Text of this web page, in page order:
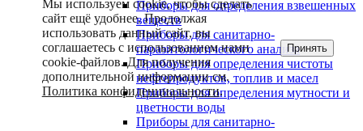
Приборы для определения взвешенных
веществ
Приборы для санитарно-
паразитологического анализа
Приборы для определения чистоты
нефтепродуктов, топлив и масел
Приборы для определения мутности и
цветности воды
Приборы для санитарно-
Мы используем cookie, чтобы сделать
сайт ещё удобнее. Продолжая
использовать данный сайт, вы
соглашаетесь с использованием нами
cookie-файлов. Для получения
дополнительной информации см.
Политика конфиденциальности.
Принять